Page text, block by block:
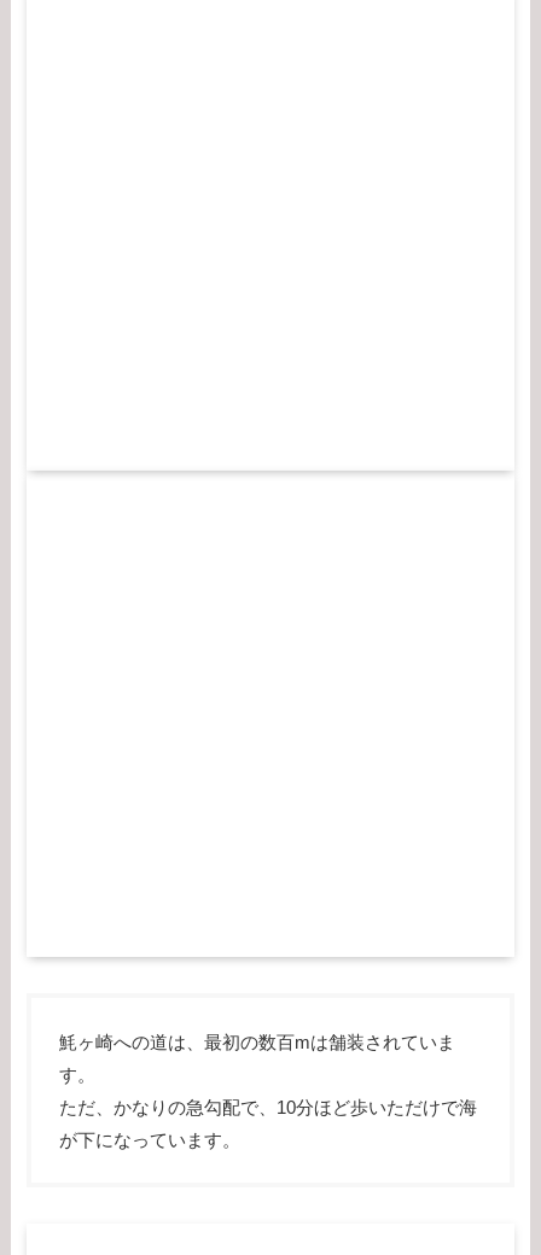
魹ヶ崎への道は、最初の数百mは舗装されていま
す。
ただ、かなりの急勾配で、10分ほど歩いただけで海
が下になっています。